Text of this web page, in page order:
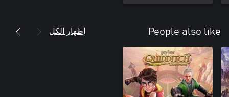
People also like إظهار الكل